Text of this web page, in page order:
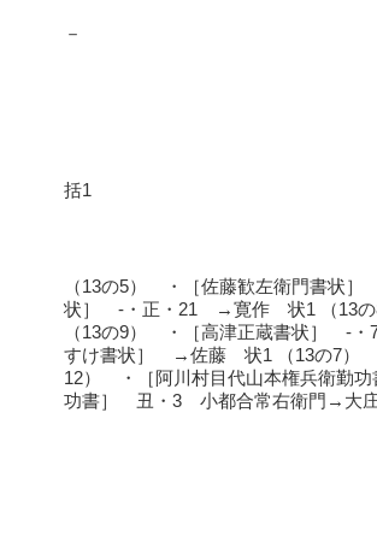
－
括1
（13の5） ・［佐藤歓左衛門書
状］ -・正・21 →寛作 状1 （13
（13の9） ・［高津正蔵書状］ -
すけ書状］ →佐藤 状1 （13の7）
12） ・［阿川村目代山本権兵衛勤
功書］ 丑・3 小都合常右衛門→大